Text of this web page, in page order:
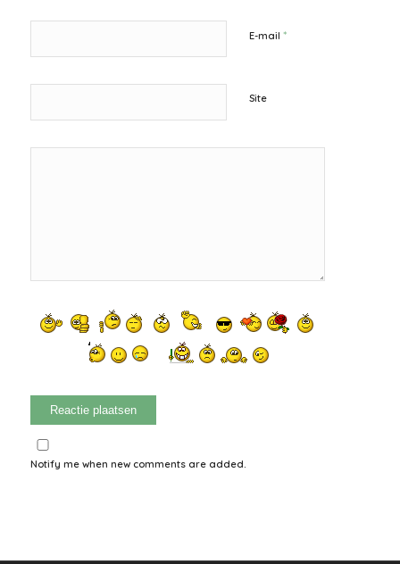
E-mail *
Site
Notify me when new comments are added.